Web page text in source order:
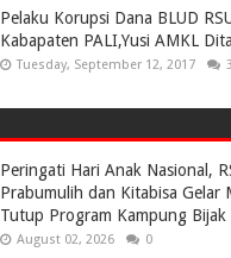
Pelaku Korupsi Dana BLUD
Kabapaten PALI,Yusi AMKL
Tuesday, September 12, 2017
Peringati Hari Anak Nasional,
Prabumulih dan Kitabisa Gelar
Tutup Program Kampung Bijak
August 02, 2026 0